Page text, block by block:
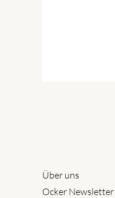
Über uns
Ocker Newsletter